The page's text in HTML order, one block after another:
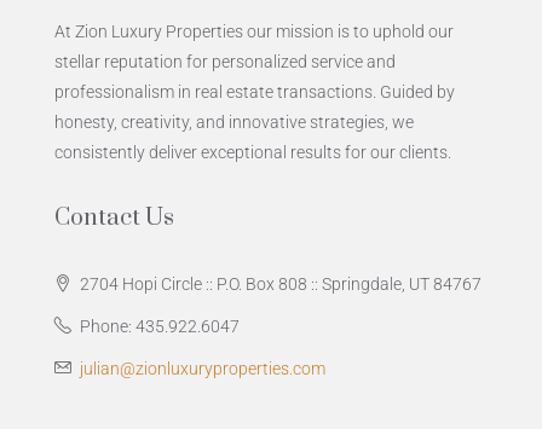
At Zion Luxury Properties our mission is to uphold our
stellar reputation for personalized service and
professionalism in real estate transactions. Guided by
honesty, creativity, and innovative strategies, we
consistently deliver exceptional results for our clients.
Contact Us
2704 Hopi Circle :: P.O. Box 808 :: Springdale, UT 84767
Phone: 435.922.6047
julian@zionluxuryproperties.com